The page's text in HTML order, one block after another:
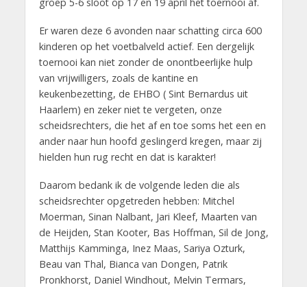
Er waren deze 6 avonden naar schatting circa 600
kinderen op het voetbalveld actief. Een dergelijk
toernooi kan niet zonder de onontbeerlijke hulp
van vrijwilligers, zoals de kantine en
keukenbezetting, de EHBO ( Sint Bernardus uit
Haarlem) en zeker niet te vergeten, onze
scheidsrechters, die het af en toe soms het een en
ander naar hun hoofd geslingerd kregen, maar zij
hielden hun rug recht en dat is karakter!
Daarom bedank ik de volgende leden die als
scheidsrechter opgetreden hebben: Mitchel
Moerman, Sinan Nalbant, Jari Kleef, Maarten van
de Heijden, Stan Kooter, Bas Hoffman, Sil de Jong,
Matthijs Kamminga, Inez Maas, Sariya Ozturk,
Beau van Thal, Bianca van Dongen, Patrik
Pronkhorst, Daniel Windhout, Melvin Termars,